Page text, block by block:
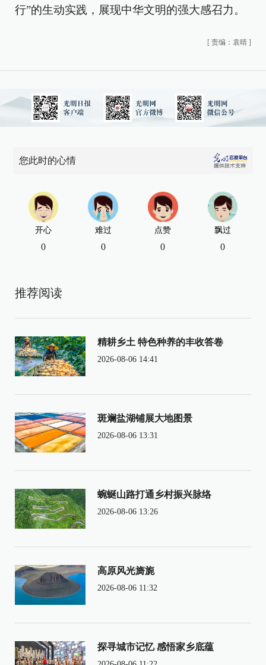
行”的生动实践，展现中华文明的强大感召力。
[ 责编：袁晴 ]
您此时的心情
开心
0
难过
0
点赞
0
飘过
0
推荐阅读
精耕乡土 特色种养的丰收答卷
2026-08-06 14:41
斑斓盐湖铺展大地图景
2026-08-06 13:31
蜿蜒山路打通乡村振兴脉络
2026-08-06 13:26
高原风光旖旎
2026-08-06 11:32
探寻城市记忆 感悟家乡底蕴